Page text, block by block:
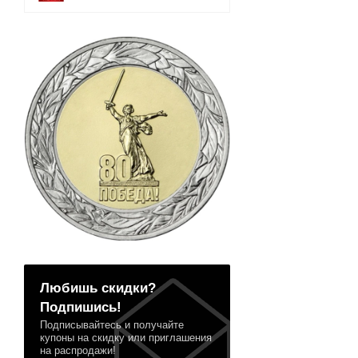
Любишь скидки?
Подпишись!
Подписывайтесь и получайте
купоны на скидку или приглашения
на распродажи!